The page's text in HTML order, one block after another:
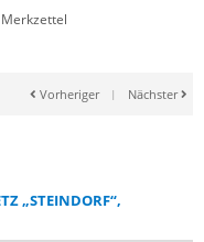
Vorheriger | Nächster
„STEINDORF“,